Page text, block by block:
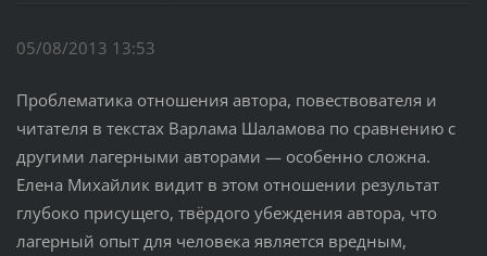
05/08/2013 13:53
Проблематика отношения автора, повествователя и
читателя в текстах Варлама Шаламова по сравнению с
другими лагерными авторами — особенно сложна.
Елена Михайлик видит в этом отношении результат
глубоко присущего, твёрдого убеждения автора, что
лагерный опыт для человека является вредным,